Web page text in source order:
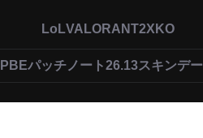
LoLVALORANT2XKO
PBEパッチノート26.13スキンデ